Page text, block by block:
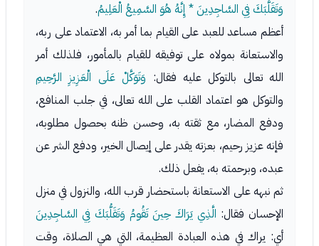
وَتَقَلُّبَكَ فِي السَّاجِدِينَ * إِنَّهُ هُوَ السَّمِيعُ الْعَلِيمُ.
أعظم مساعد للعبد على القيام بما أمر به، الاعتماد على ربه،
والاستعانة بمولاه على توفيقه للقيام بالمأمور، فلذلك أمر
الله تعالى بالتوكل عليه فقال: وَتَوَكَّلْ عَلَى الْعَزِيزِ الرَّحِيمِ
والتوكل هو اعتماد القلب على الله تعالى، في جلب المنافع،
ودفع المضار، مع ثقته به، وحسن ظنه بحصول مطلوبه،
فإنه عزيز رحيم، بعزته يقدر على إيصال الخير، ودفع الشر عن
عبده، وبرحمته به، يفعل ذلك.
ثم نبهه على الاستعانة باستحضار قرب الله، والنزول في منزل
الإحسان فقال: الَّذِي يَرَاكَ حِينَ تَقُومُ وَتَقَلُّبَكَ فِي السَّاجِدِينَ
أي: يراك في هذه العبادة العظيمة، التي هي الصلاة، وقت